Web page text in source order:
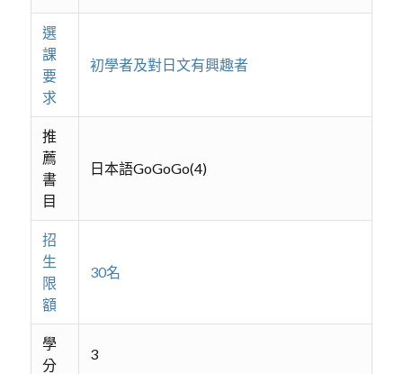
選
課
要
求
初學者及對日文有興趣者
推
薦
書
目
日本語GoGoGo(4)
招
生
限
額
30名
學
分
3